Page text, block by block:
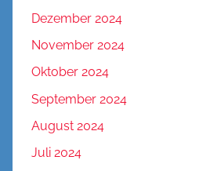
Dezember 2024
November 2024
Oktober 2024
September 2024
August 2024
Juli 2024